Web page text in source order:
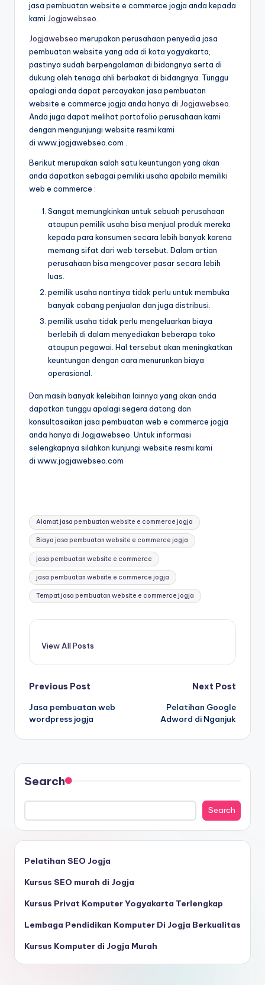
jasa pembuatan website e commerce jogja anda kepada
kami Jogjawebseo.
Jogjawebseo merupakan perusahaan penyedia jasa
pembuatan website yang ada di kota yogyakarta,
pastinya sudah berpengalaman di bidangnya serta di
dukung oleh tenaga ahli berbakat di bidangnya. Tunggu
apalagi anda dapat percayakan jasa pembuatan
website e commerce jogja anda hanya di Jogjawebseo.
Anda juga dapat melihat portofolio perusahaan kami
dengan mengunjungi website resmi kami
di www.jogjawebseo.com .
Berikut merupakan salah satu keuntungan yang akan
anda dapatkan sebagai pemiliki usaha apabila memiliki
web e commerce :
Sangat memungkinkan untuk sebuah perusahaan
ataupun pemilik usaha bisa menjual produk mereka
kepada para konsumen secara lebih banyak karena
memang sifat dari web tersebut. Dalam artian
perusahaan bisa mengcover pasar secara lebih
luas.
pemilik usaha nantinya tidak perlu untuk membuka
banyak cabang penjualan dan juga distribusi.
pemilik usaha tidak perlu mengeluarkan biaya
berlebih di dalam menyediakan beberapa toko
ataupun pegawai. Hal tersebut akan meningkatkan
keuntungan dengan cara menurunkan biaya
operasional.
Dan masih banyak kelebihan lainnya yang akan anda
dapatkan tunggu apalagi segera datang dan
konsultasaikan jasa pembuatan web e commerce jogja
anda hanya di Jogjawebseo. Untuk informasi
selengkapnya silahkan kunjungi website resmi kami
di www.jogjawebseo.com
Alamat jasa pembuatan website e commerce jogja
Biaya jasa pembuatan website e commerce jogja
jasa pembuatan website e commerce
jasa pembuatan website e commerce jogja
Tempat jasa pembuatan website e commerce jogja
View All Posts
Previous Post
Jasa pembuatan web
wordpress jogja
Next Post
Pelatihan Google
Adword di Nganjuk
Search
Search
Pelatihan SEO Jogja
Kursus SEO murah di Jogja
Kursus Privat Komputer Yogyakarta Terlengkap
Lembaga Pendidikan Komputer Di Jogja Berkualitas
Kursus Komputer di Jogja Murah